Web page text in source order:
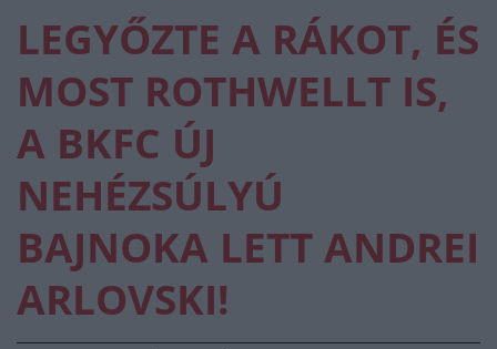
LEGYŐZTE A RÁKOT, ÉS
MOST ROTHWELLT IS,
A BKFC ÚJ
NEHÉZSÚLYÚ
BAJNOKA LETT ANDREI
ARLOVSKI!